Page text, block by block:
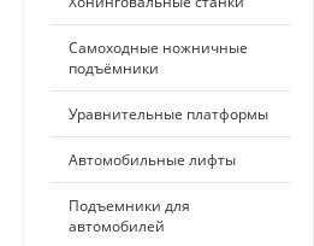
Самоходные ножничные
подъёмники
Уравнительные платформы
Автомобильные лифты
Подъемники для
автомобилей